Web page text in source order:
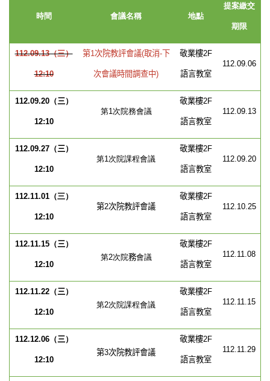
時間 會議名稱 地點
提案繳交
期限
112.09.13（三）
12:10
第1 次院教評會議(取消-下
次會議時間調查中)
敬業樓2F
語言教室
112.09.06
112.09.20（三）
12:10
第1次院務會議
敬業樓2F
語言教室
112.09.13
112.09.27（三）
12:10
第1次院課程會議
敬業樓2F
語言教室
112.09.20
112.11.01（三）
12:10
第2次院教評會議
敬業樓2F
語言教室
112.10.25
112.11.15（三）
12:10
第2次院務會議
敬業樓2F
語言教室
112.11.08
112.11.22（三）
12:10
第2次院課程會議
敬業樓2F
語言教室
112.11.15
112.12.06（三）
12:10
第3次院教評會議
敬業樓2F
語言教室
112.11.29